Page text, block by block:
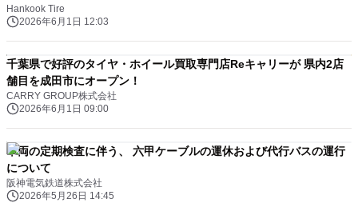
Hankook Tire
2026年6月1日 12:03
千葉県で好評のタイヤ・ホイール買取専門店Reキャリーが 県内2店
舗目を成田市にオープン！
CARRY GROUP株式会社
2026年6月1日 09:00
車両の定期検査に伴う、 六甲ケーブルの運休および代行バスの運行
について
阪神電気鉄道株式会社
2026年5月26日 14:45